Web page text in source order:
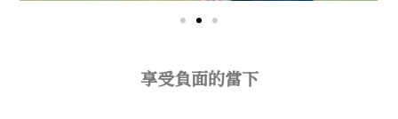
享受負面的當下